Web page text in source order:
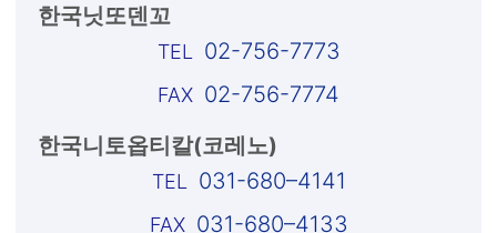
한국닛또덴꼬
02-756-7773
02-756-7774
한국니토옵티칼(코레노)
031-680–4141
031-680–4133